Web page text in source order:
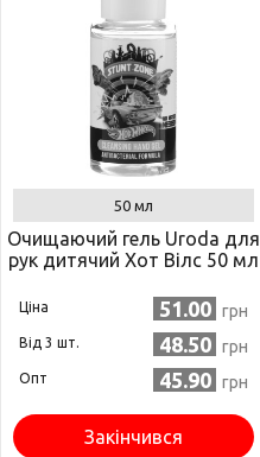
50 мл
Очищаючий гель Uroda для
рук дитячий Хот Вілс 50 мл
Ціна 51.00 грн
Від 3 шт. 48.50 грн
Опт 45.90 грн
Закінчився